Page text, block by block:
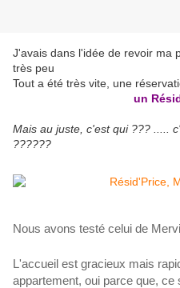
J'avais dans l'idée de revoir ma
très peu
Tout a été très vite, une
un
Mais au juste, c'est qui ??? .....
??????
Nous avons testé celui de
L'accueil est gracieux mais
appartement, oui parce que,